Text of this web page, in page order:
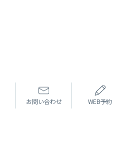
お問い合わせ WEB予約